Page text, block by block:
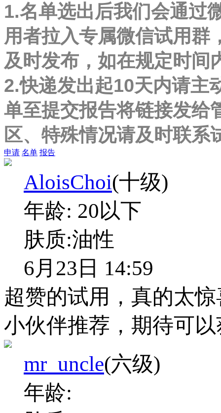
1.名单选出后我们会通过
用者拉入专属微信试用群
及时发布，如在规定时间
2.快递发出起10天内请主
单至提交报告将链接发给
区、特殊情况请及时联系
申请 名单 报告
AloisChoi(十级)
年龄: 20以下
肤质:油性
6月23日 14:59
超赞的试用，真的太
小伙伴推荐，期待可
mr_uncle(六级)
年龄: